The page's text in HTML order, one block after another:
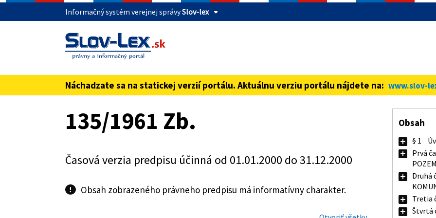
Informačný systém verejnej správySlov-lex
Táto stránka je zabezpečená
Buďte pozorní a vždy sa uistite, že zdieľate informácie iba cez zabezpečenú
pred názvom domény webového sídla.
Náchadzate sa na statickej verzií portálu. Aktuálnu verziu portálu nájdete na: www.slov-
135/1961 Zb.
Časová verzia predpisu účinná od 01.01.2000 do 31.12.2000
Obsah zobrazeného právneho predpisu má informatívny charakter.
Obsah
§ 1
Prvá
Druhá
Tretia
Štvrtá